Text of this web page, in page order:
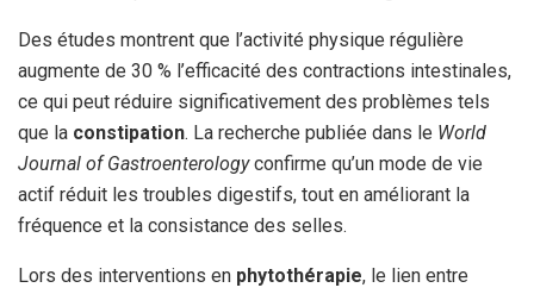
Des études montrent que l’activité physique régulière
augmente de 30 % l’efficacité des contractions intestinales,
ce qui peut réduire significativement des problèmes tels
que la constipation. La recherche publiée dans le World
Journal of Gastroenterologyconfirme qu’un mode de vie
actif réduit les troubles digestifs, tout en améliorant la
fréquence et la consistance des selles.
Lors des interventions en phytothérapie, le lien entre